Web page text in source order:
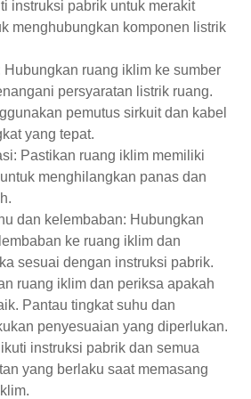
instruksi pabrik untuk merakit
menghubungkan komponen listrik
Hubungkan ruang iklim ke sumber
persyaratan listrik ruang.
pemutus sirkuit dan kabel
yang tepat.
Pastikan ruang iklim memiliki
menghilangkan panas dan
dan kelembaban: Hubungkan
ke ruang iklim dan
sesuai dengan instruksi pabrik.
ruang iklim dan periksa apakah
Pantau tingkat suhu dan
penyesuaian yang diperlukan.
instruksi pabrik dan semua
yang berlaku saat memasang